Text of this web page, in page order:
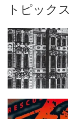
トピックス